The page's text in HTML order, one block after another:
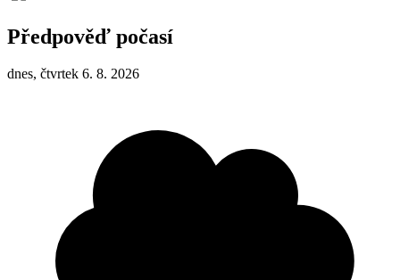
Předpověď počasí
dnes, čtvrtek 6. 8. 2026